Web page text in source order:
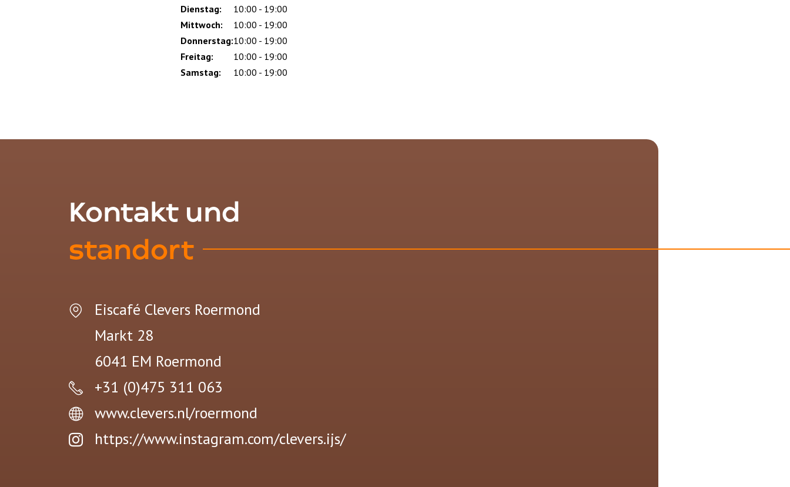
Dienstag:
10:00 - 19:00
Mittwoch:
10:00 - 19:00
Donnerstag:10:00 - 19:00
Freitag:
10:00 - 19:00
Samstag:
10:00 - 19:00
Kontakt und
standort
Eiscafé Clevers Roermond
Markt 28
6041 EM Roermond
+31 (0)475 311 063
www.clevers.nl/roermond
https://www.instagram.com/clevers.ijs/